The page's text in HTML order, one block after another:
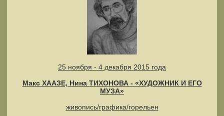
25 ноября - 4 декабря 2015 года
Макс ХААЗЕ, Нина ТИХОНОВА - «ХУДОЖНИК И ЕГО
МУЗА»
живопись/графика/горельен